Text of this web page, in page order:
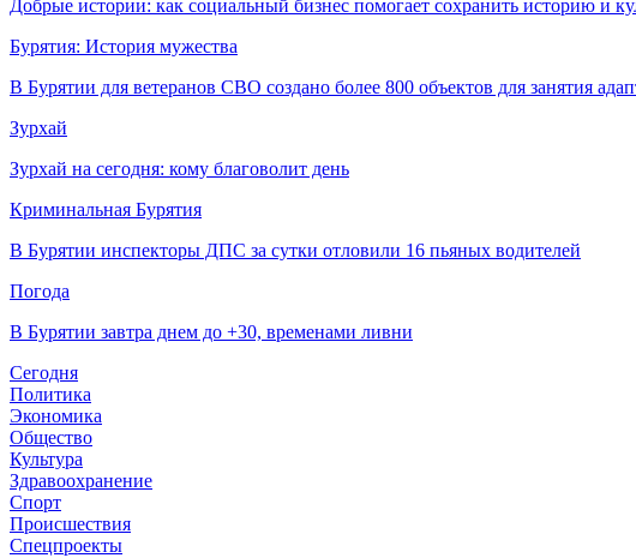
Добрые истории: как социальный бизнес помогает сохранить историю и
Бурятия: История мужества
В Бурятии для ветеранов СВО создано более 800 объектов для занятия
Зурхай
Зурхай на сегодня: кому благоволит день
Криминальная Бурятия
В Бурятии инспекторы ДПС за сутки отловили 16 пьяных водителей
Погода
В Бурятии завтра днем до +30, временами ливни
Сегодня
Политика
Экономика
Общество
Культура
Здравоохранение
Спорт
Происшествия
Спецпроекты